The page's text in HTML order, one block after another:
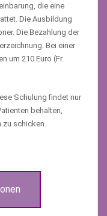
die eine
Die Ausbildung
Die Bezahlung der
Bei einer
um 210 Euro (Fr.
Schulung findet nur
behalten,
zu schicken.